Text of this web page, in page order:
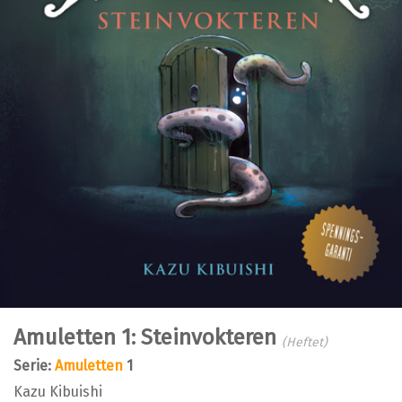
Amuletten 1: Steinvokteren (Heftet)
Serie: Amuletten 1
Kazu Kibuishi